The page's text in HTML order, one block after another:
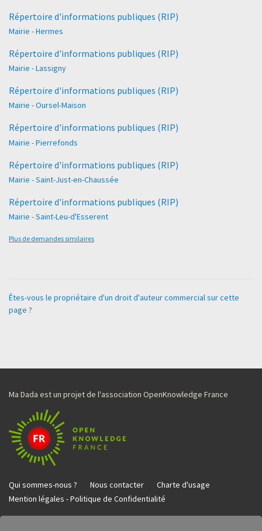
Répertoire d'informations publiques (RIP)
Mairie - Hermes
Répertoire d'informations publiques (RIP)
Mairie - Lassigny
Répertoire d'informations publiques (RIP)
Mairie - Oursel-Maison
Répertoire d'informations publiques (RIP)
Mairie - Pierrefonds
Répertoire d'informations publiques (RIP)
Mairie - Saint-Just-en-Chaussée
Répertoire d'informations publiques (RIP)
Mairie - Saint-Leu-d'Esserent
Plus de demandes similaires
Êtes-vous le propriétaire d'un droit d'auteur commercial sur cette
page ?
Ma Dada est un projet de l'association OpenKnowledge France
Qui sommes-nous ? Nous contacter
Charte d'usage
Mention légales - Politique de Confidentialité